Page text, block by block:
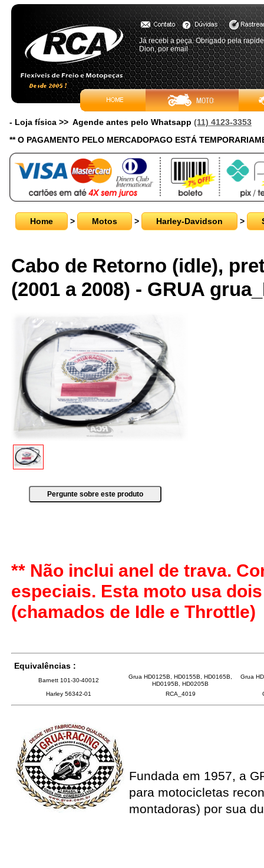
Já recebi a peça. Obrigado pela
Dion, por email
- Loja física >> Agende antes pelo Whatsapp (11) 4123-3353
** O PAGAMENTO PELO MERCADOPAGO ESTÁ
Home > Motos > Harley-Davidson >
Cabo de Retorno (idle),
(2001 a 2008) - GRUA
** Não inclui anel de trava.
especiais. Esta moto usa
(chamados de Idle e Throttle)
Equivalências :
Barnett 101-30-40012
Grua HD0125B, HD0155B, HD0165B,
HD0195B, HD0205B
Grua
Harley 56342-01 RCA_4019
Fundada em 1957, a
para motocicletas
montadoras) por sua